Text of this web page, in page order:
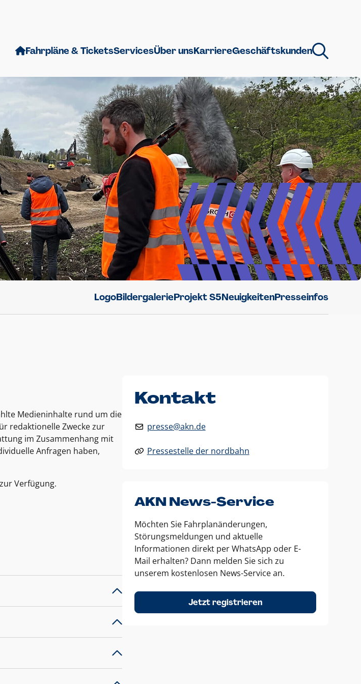
Fahrpläne & TicketsServicesÜber unsKarriereGeschäftskunden
LogoBildergalerieProjekt S5NeuigkeitenPresseinfos
Medieninhalte rund um die
redaktionelle Zwecke zur
im Zusammenhang mit
Anfragen haben,
Verfügung.
Kontakt
presse@akn.de
Pressestelle der nordbahn
AKN News-Service
Möchten Sie Fahrplanänderungen,
Störungsmeldungen und aktuelle
Informationen direkt per WhatsApp oder E-
Mail erhalten? Dann melden Sie sich zu
unserem kostenlosen News-Service an.
Jetzt registrieren